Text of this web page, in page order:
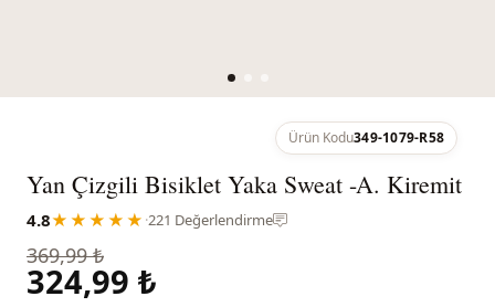
Ürün Kodu349-1079-R58
Yan Çizgili Bisiklet Yaka Sweat -A. Kiremit
4.8★★★★★ ·221 Değerlendirme
369,99 ₺
324,99 ₺